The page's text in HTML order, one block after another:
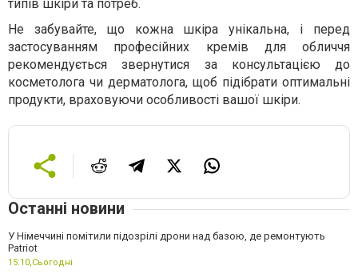
типів шкіри та потреб.
Не забувайте, що кожна шкіра унікальна, і перед
застосуванням професійних кремів для обличчя
рекомендується звернутися за консультацією до
косметолога чи дерматолога, щоб підібрати оптимальні
продукти, враховуючи особливості вашої шкіри.
Останні новини
У Німеччині помітили підозрілі дрони над базою, де ремонтують
Patriot
15:10,Сьогодні